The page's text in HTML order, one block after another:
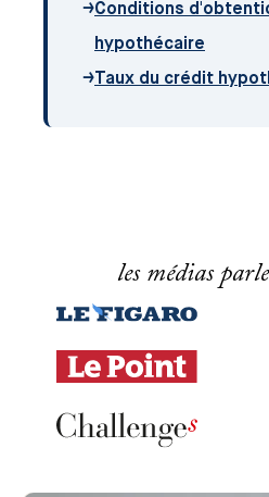
→Conditions
hypothécaire
→ Taux du crédit
les médias